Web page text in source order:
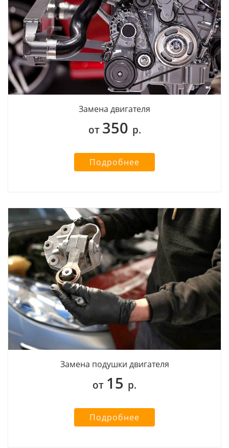
Замена двигателя
от 350 р.
Подробнее
Замена подушки двигателя
от 15 р.
Подробнее